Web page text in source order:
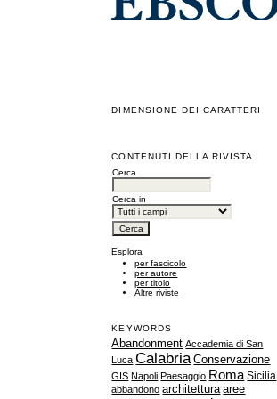
DIMENSIONE DEI CARATTERI
CONTENUTI DELLA RIVISTA
Cerca
Cerca in
Esplora
per fascicolo
per autore
per titolo
Altre riviste
KEYWORDS
Abandonment Accademia di San
Luca Calabria Conservazione
GIS Napoli Paesaggio Roma Sicilia
abbandono architettura aree